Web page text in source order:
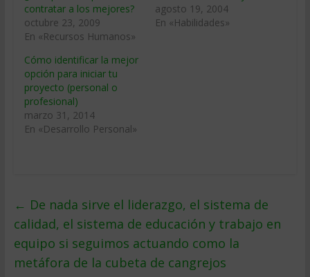
contratar a los mejores?
octubre 23, 2009
En «Recursos Humanos»
agosto 19, 2004
En «Habilidades»
Cómo identificar la mejor
opción para iniciar tu
proyecto (personal o
profesional)
marzo 31, 2014
En «Desarrollo Personal»
← De nada sirve el liderazgo, el sistema de
calidad, el sistema de educación y trabajo en
equipo si seguimos actuando como la
metáfora de la cubeta de cangrejos